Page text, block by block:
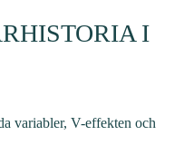
I
variabler, V-effekten och